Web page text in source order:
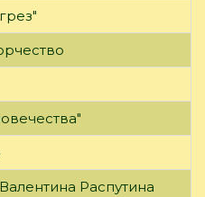
Распутина